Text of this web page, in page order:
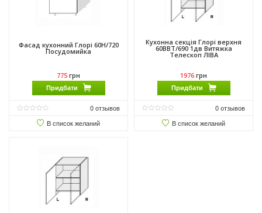
Фасад кухонний Глорі 60Н/720
Посудомийка
775 грн
Придбати
0отзывов
В список желаний
Кухонна секція Глорі верхня
60ВВТ/690 1дв Витяжка
Телескоп ЛІВА
1976 грн
Придбати
0отзывов
В список желаний